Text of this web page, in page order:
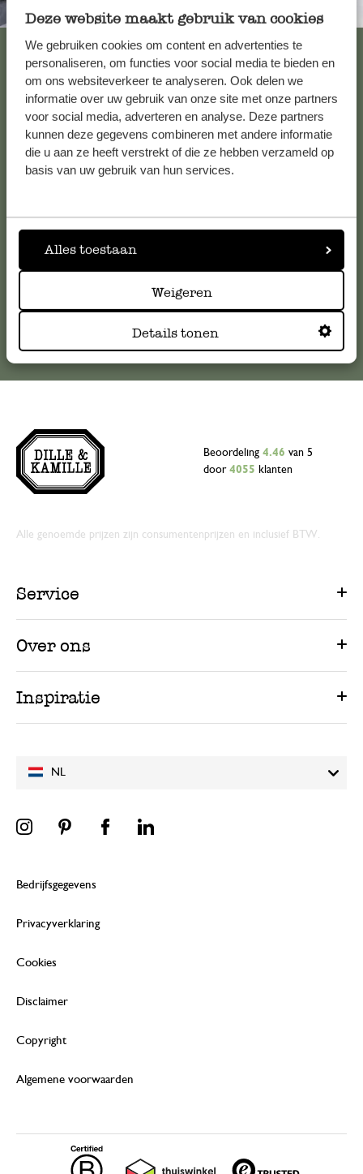
Deze website maakt gebruik van cookies
We gebruiken cookies om content en advertenties te
personaliseren, om functies voor social media te bieden en
om ons websiteverkeer te analyseren. Ook delen we
informatie over uw gebruik van onze site met onze partners
voor social media, adverteren en analyse. Deze partners
kunnen deze gegevens combineren met andere informatie
die u aan ze heeft verstrekt of die ze hebben verzameld op
basis van uw gebruik van hun services.
Alles toestaan
Weigeren
Details tonen
Altijd in de buurt
Bekijk alle 62 winkels
Klantenservice
Voor vragen, tips of hulp kun je contact opnemen met onze
klantenservice. Of bekijk hier het antwoord op de
klantenservice@dille-kamille.com
NL
Beoordeling 4.46 van 5
door 4055 klanten
Alle genoemde prijzen zijn consumentenprijzen en inclusief BTW.
Service
Over ons
Inspiratie
Bedrijfsgegevens
Privacyverklaring
Cookies
Disclaimer
Copyright
Algemene voorwaarden